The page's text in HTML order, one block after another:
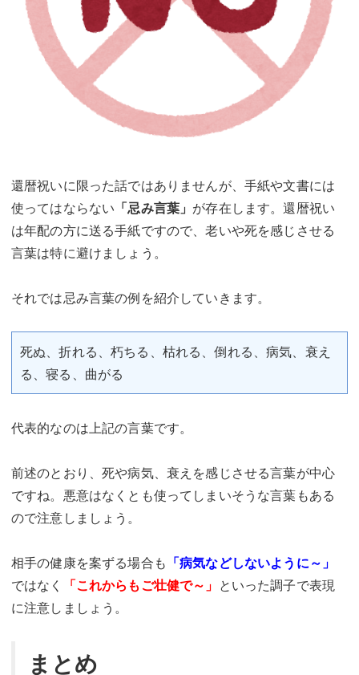
還暦祝いに限った話ではありませんが、手紙や文書には
使ってはならない 「忌み言葉」 が存在します。還暦祝い
は年配の方に送る手紙ですので、老いや死を感じさせる
言葉は特に避けましょう。
それでは忌み言葉の例を紹介していきます。
死ぬ、折れる、朽ちる、枯れる、倒れる、病気、衰え
る、寝る、曲がる
代表的なのは上記の言葉です。
前述のとおり、死や病気、衰えを感じさせる言葉が中心
ですね。悪意はなくとも使ってしまいそうな言葉もある
ので注意しましょう。
相手の健康を案ずる場合も 「病気などしないように～」
ではなく
「これからもご壮健で～」 といった調子で表現
に注意しましょう。
まとめ